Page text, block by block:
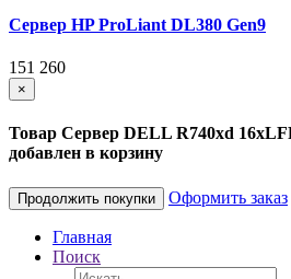
Сервер HP ProLiant DL380 Gen9
151 260
×
Товар Сервер DELL R740xd
добавлен в корзину
Продолжить покупки Оформить заказ
Главная
Поиск